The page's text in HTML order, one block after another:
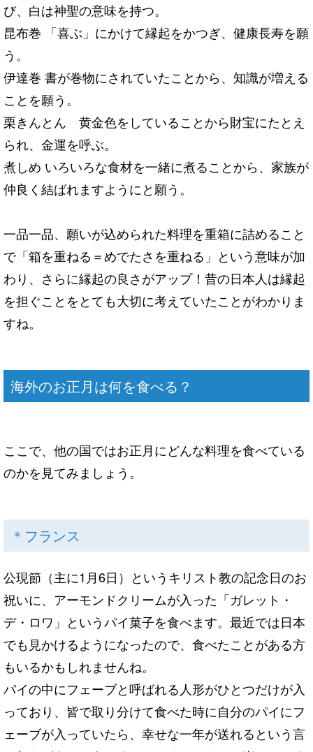
び、白は神聖の意味を持つ。
昆布巻
「喜ぶ」にかけて縁起をかつぎ、健康長寿を願
う。
伊達巻 書が巻物にされていたことから、知識が増える
ことを願う。
栗きんとん 黄金色をしていることから財宝にたとえ
られ、金運を呼ぶ。
煮しめ いろいろな食材を一緒に煮ることから、家族が
仲良く結ばれますようにと願う。
一品一品、願いが込められた料理を重箱に詰めること
で「箱を重ねる＝めでたさを重ねる」という意味が加
わり、さらに縁起の良さがアップ！昔の日本人は縁起
を担ぐことをとても大切に考えていたことがわかりま
すね。
海外のお正月は何を食べる？
ここで、他の国ではお正月にどんな料理を食べている
のかを見てみましょう。
＊フランス
公現節（主に1月6日）というキリスト教の記念日のお
祝いに、アーモンドクリームが入った「ガレット・
デ・ロワ」というパイ菓子を食べます。最近では日本
でも見かけるようになったので、食べたことがある方
もいるかもしれませんね。
パイの中にフェーブと呼ばれる人形がひとつだけが入
っており、皆で取り分けて食べた時に自分のパイにフ
ェーブが入っていたら、幸せな一年が送れるという言